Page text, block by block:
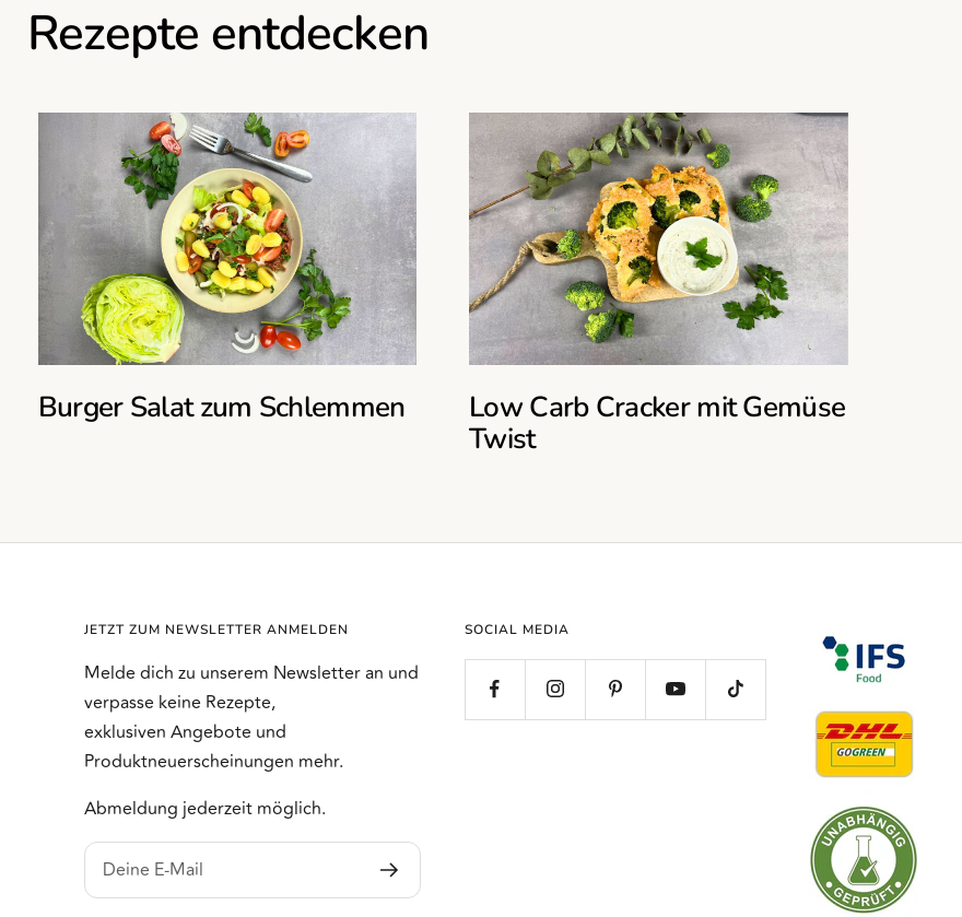
Rezepte entdecken
Burger Salat zum Schlemmen
Low Carb Cracker mit Gemüse
Twist
JETZT ZUM NEWSLETTER ANMELDEN
Melde dich zu unserem Newsletter an und
verpasse keine Rezepte,
exklusiven Angebote und
Produktneuerscheinungen mehr.
Abmeldung jederzeit möglich.
Deine E-Mail
SOCIAL MEDIA